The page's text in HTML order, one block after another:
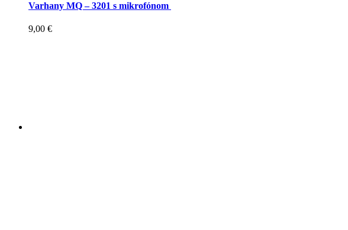
Varhany MQ – 3201 s mikrofónom
9,00 €